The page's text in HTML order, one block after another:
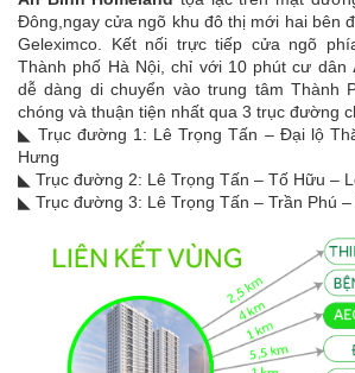
chóng và thuận tiện nhất qua 3 trục đường
◣ Trục đường 1: Lê Trọng Tấn – Đại lộ
Hưng
◣ Trục đường 2: Lê Trọng Tấn – Tố Hữu –
◣ Trục đường 3: Lê Trọng Tấn – Trần Phú –